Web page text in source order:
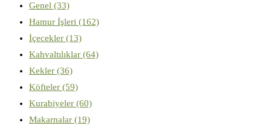
Genel (33)
Hamur İşleri (162)
İçecekler (13)
Kahvaltılıklar (64)
Kekler (36)
Köfteler (59)
Kurabiyeler (60)
Makarnalar (19)